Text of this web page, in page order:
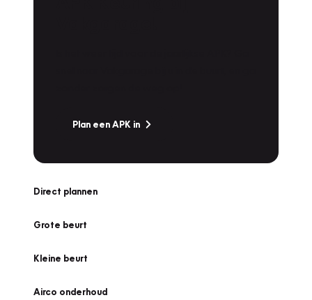
Plan een APK in
Direct plannen
Grote beurt
Kleine beurt
Airco onderhoud